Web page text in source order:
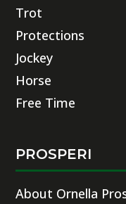
Trot
Protections
Jockey
Horse
Free Time
PROSPERI
About Ornella